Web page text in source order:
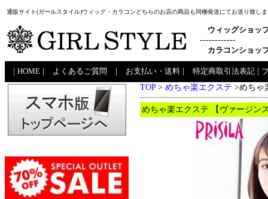
通販サイト(ガールスタイル)ウィッグ・カラコンどちらのお店の商品も同梱発送にてお送り致し
ウィッグショッ
------------
カラコンショッ
HOME よくあるご質問 お支払い・送料 特定商取引法表記
TOP> めちゃ楽エクステ >めちゃ
めちゃ楽エクステ 【ヴァージン